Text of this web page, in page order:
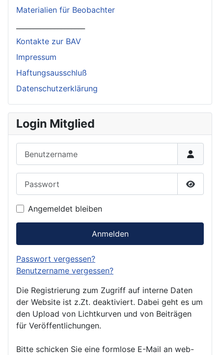
Materialien für Beobachter
Kontakte zur BAV
Impressum
Haftungsausschluß
Datenschutzerklärung
Login Mitglied
Angemeldet bleiben
Anmelden
Passwort vergessen?
Benutzername vergessen?
Die Registrierung zum Zugriff auf interne Daten
der Website ist z.Zt. deaktiviert. Dabei geht es um
den Upload von Lichtkurven und von Beiträgen
für Veröffentlichungen.
Bitte schicken Sie eine formlose E-Mail an web-